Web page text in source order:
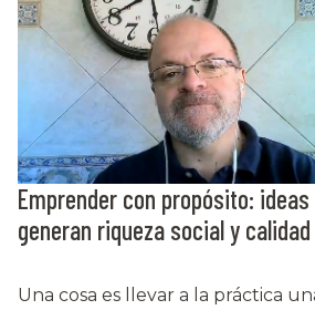
Emprender con propósito:
generan riqueza social y
Una cosa es llevar a la práctica